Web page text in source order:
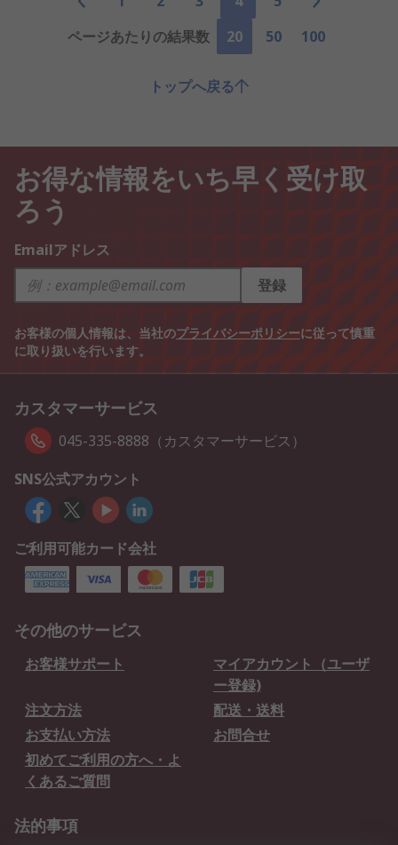
ページあたりの結果数
20 50 100
トップへ戻る
お得な情報をいち早く受け取
ろう
Emailアドレス
登録
お客様の個人情報は、当社のプライバシーポリシーに従って慎重
に取り扱いを行います。
カスタマーサービス
045-335-8888（カスタマーサービス）
SNS公式アカウント
ご利用可能カード会社
その他のサービス
お客様サポート
マイアカウント（ユーザ
ー登録)
注文方法
配送・送料
お支払い方法
お問合せ
初めてご利用の方へ・よ
くあるご質問
法的事項